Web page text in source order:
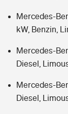
Mercedes-
kW, Benzin,
Mercedes-
Diesel,
Mercedes-
Diesel,